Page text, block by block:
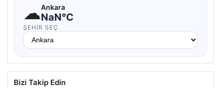
☁Ankara
NaN°C
ŞEHIR SEÇ
Bizi Takip Edin